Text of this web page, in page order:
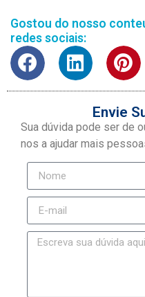
Gostou do nosso
redes sociais:
Envie
Sua dúvida pode ser de
nos a ajudar mais